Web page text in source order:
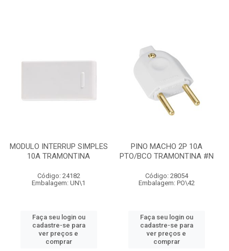
MODULO INTERRUP SIMPLES
10A TRAMONTINA
Código: 24182
Embalagem: UN\1
Faça seu login ou
cadastre-se para
ver preços e
comprar
PINO MACHO 2P 10A
PTO/BCO TRAMONTINA #N
Código: 28054
Embalagem: PO\42
Faça seu login ou
cadastre-se para
ver preços e
comprar